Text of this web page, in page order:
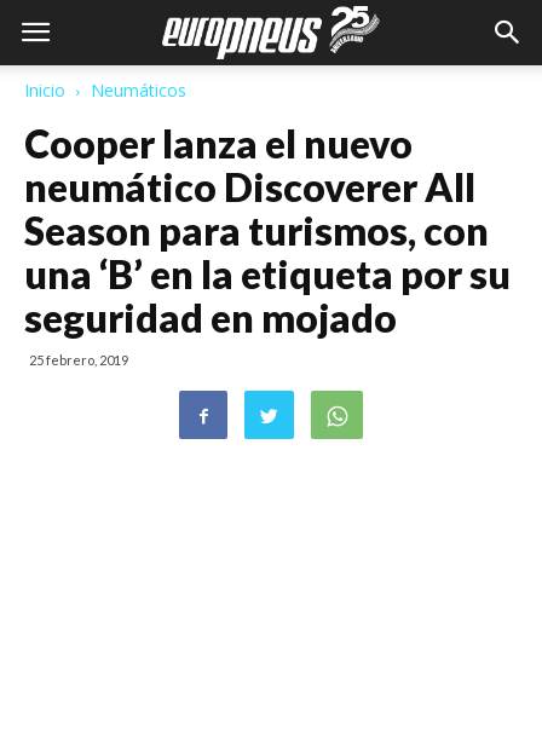
Inicio Neumáticos
Cooper lanza el nuevo
neumático Discoverer All
Season para turismos, con
una ‘B’ en la etiqueta por su
seguridad en mojado
25 febrero, 2019